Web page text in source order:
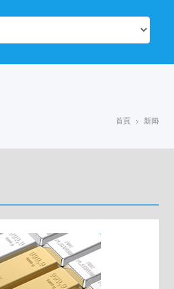
首頁 新闻